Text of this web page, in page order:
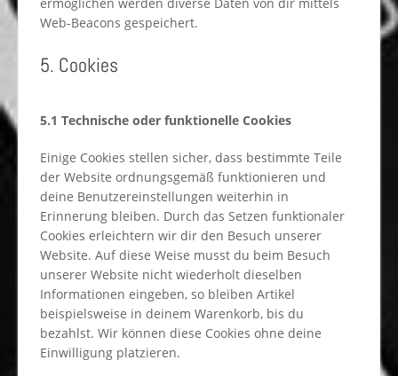
ermöglichen werden diverse Daten von dir mittels
Web-Beacons gespeichert.
5. Cookies
5.1 Technische oder funktionelle Cookies
Einige Cookies stellen sicher, dass bestimmte Teile
der Website ordnungsgemäß funktionieren und
deine Benutzereinstellungen weiterhin in
Erinnerung bleiben. Durch das Setzen funktionaler
Cookies erleichtern wir dir den Besuch unserer
Website. Auf diese Weise musst du beim Besuch
unserer Website nicht wiederholt dieselben
Informationen eingeben, so bleiben Artikel
beispielsweise in deinem Warenkorb, bis du
bezahlst. Wir können diese Cookies ohne deine
Einwilligung platzieren.